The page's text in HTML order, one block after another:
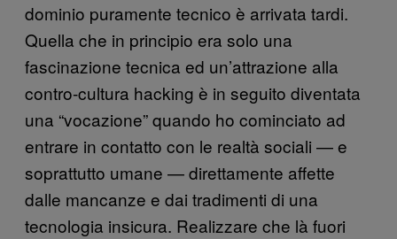
dominio puramente tecnico è arrivata tardi.
Quella che in principio era solo una
fascinazione tecnica ed un’attrazione alla
contro-cultura hacking è in seguito diventata
una “vocazione” quando ho cominciato ad
entrare in contatto con le realtà sociali — e
soprattutto umane — direttamente affette
dalle mancanze e dai tradimenti di una
tecnologia insicura. Realizzare che là fuori